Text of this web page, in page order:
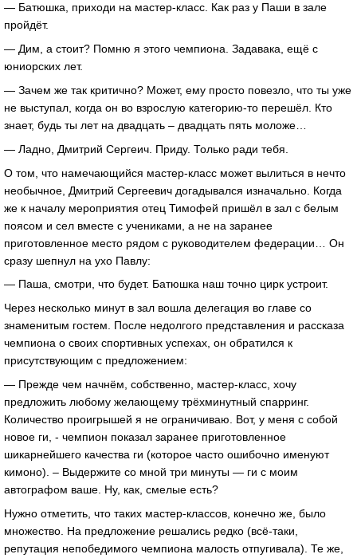
— Батюшка, приходи на мастер-класс. Как раз у Паши в зале
пройдёт.
— Дим, а стоит? Помню я этого чемпиона. Задавака, ещё с
юниорских лет.
— Зачем же так критично? Может, ему просто повезло, что ты уже
не выступал, когда он во взрослую категорию-то перешёл. Кто
знает, будь ты лет на двадцать – двадцать пять моложе…
— Ладно, Дмитрий Сергеич. Приду. Только ради тебя.
О том, что намечающийся мастер-класс может вылиться в нечто
необычное, Дмитрий Сергеевич догадывался изначально. Когда
же к началу мероприятия отец Тимофей пришёл в зал с белым
поясом и сел вместе с учениками, а не на заранее
приготовленное место рядом с руководителем федерации… Он
сразу шепнул на ухо Павлу:
— Паша, смотри, что будет. Батюшка наш точно цирк устроит.
Через несколько минут в зал вошла делегация во главе со
знаменитым гостем. После недолгого представления и рассказа
чемпиона о своих спортивных успехах, он обратился к
присутствующим с предложением:
— Прежде чем начнём, собственно, мастер-класс, хочу
предложить любому желающему трёхминутный спарринг.
Количество проигрышей я не ограничиваю. Вот, у меня с собой
новое ги, - чемпион показал заранее приготовленное
шикарнейшего качества ги (которое часто ошибочно именуют
кимоно). – Выдержите со мной три минуты — ги с моим
автографом ваше. Ну, как, смелые есть?
Нужно отметить, что таких мастер-классов, конечно же, было
множество. На предложение решались редко (всё-таки,
репутация непобедимого чемпиона малость отпугивала). Те же,